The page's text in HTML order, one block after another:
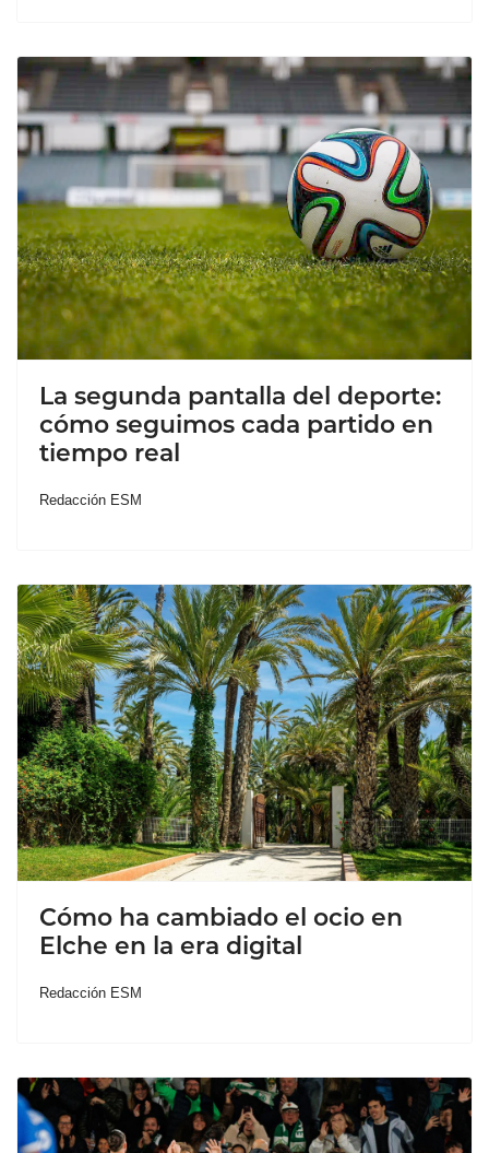
La segunda pantalla del deporte:
cómo seguimos cada partido en
tiempo real
Redacción ESM
Cómo ha cambiado el ocio en
Elche en la era digital
Redacción ESM